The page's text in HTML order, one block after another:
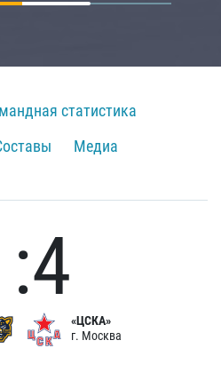
статистика
Медиа
«ЦСКА»
г. Москва